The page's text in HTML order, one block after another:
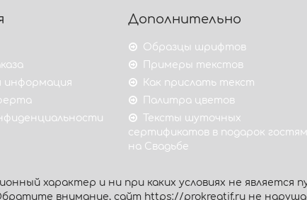
информация
Дополнительно
Образцы шрифтов
Примеры текстов
Как прислать текст
Палитра цветов
Тексты шуточных
сертификатов в подарок гостям
на Свадьбе
характер и ни при каких условиях не является
внимание, сайт https://prokreatif.ru не